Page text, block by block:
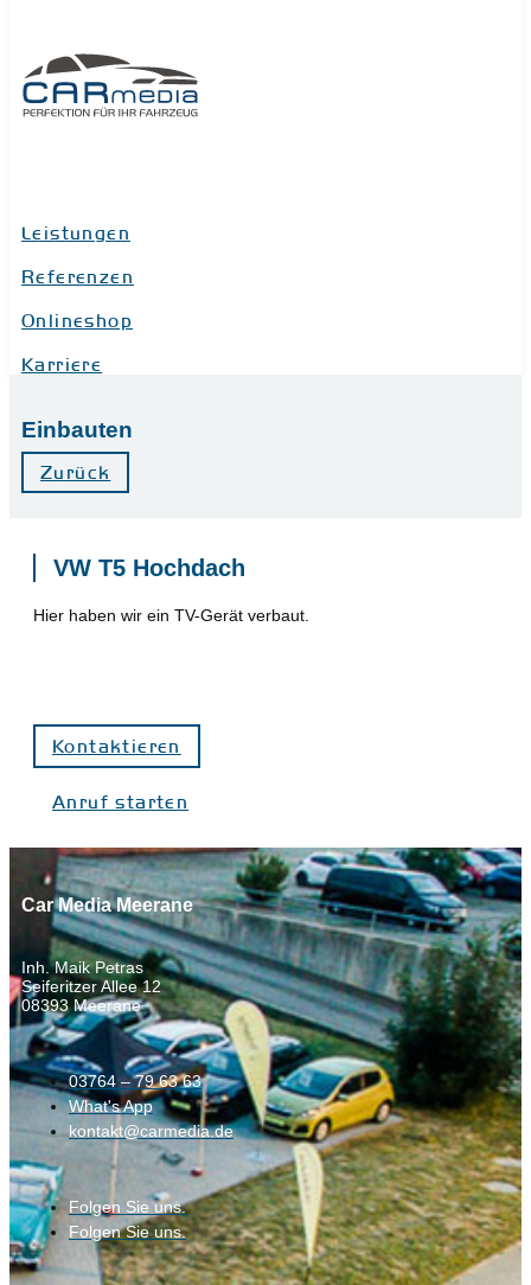
Leistungen
Referenzen
Onlineshop
Karriere
Einbauten
Zurück
VW T5 Hochdach
Hier haben wir ein TV-Gerät verbaut.
Kontaktieren
Anruf starten
Car Media Meerane
Inh. Maik Petras
Seiferitzer Allee 12
08393 Meerane
03764 – 79 63 63
What's App
kontakt@carmedia.de
Folgen Sie uns.
Folgen Sie uns.